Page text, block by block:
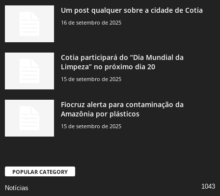
Um post qualquer sobre a cidade de Cotia
16 de setembro de 2025
Cotia participará do “Dia Mundial da
Limpeza” no próximo dia 20
15 de setembro de 2025
Fiocruz alerta para contaminação da
Amazônia por plásticos
15 de setembro de 2025
POPULAR CATEGORY
Notícias 1043